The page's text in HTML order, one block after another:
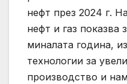
нефт през 2024 г.
нефт и газ показва
миналата година,
технологии за
производство и